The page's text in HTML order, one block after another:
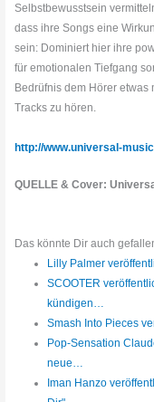
Selbstbewusstsein
dass ihre Songs eine
sein: Dominiert hier ihre
für emotionalen Tiefgang
Bedrüfnis dem Hörer etwas
Tracks zu hören.
http://www.universal-
QUELLE & Cover:
Das könnte Dir auch
Lilly Palmer
SCOOTER
kündigen…
Smash Into Pieces
Pop-Sensation
neue…
Iman Hanzo